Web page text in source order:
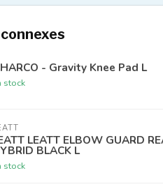
- Gravity Knee Pad L
stock
LEATT ELBOW GUARD
BLACK L
stock